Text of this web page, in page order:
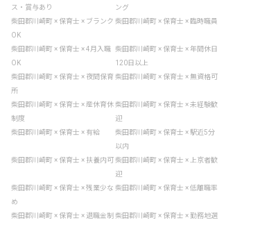
ス・賞与あり
ング
柴田郡川崎町 × 保育士 × ブランク
OK
柴田郡川崎町 × 保育士 × 臨時職員
柴田郡川崎町 × 保育士 × 4月入職
OK
柴田郡川崎町 × 保育士 × 年間休日
120日以上
柴田郡川崎町 × 保育士 × 夜間保育
所
柴田郡川崎町 × 保育士 × 無資格可
柴田郡川崎町 × 保育士 × 産休育休
制度
柴田郡川崎町 × 保育士 × 未経験歓
迎
柴田郡川崎町 × 保育士 × 有給
柴田郡川崎町 × 保育士 × 駅近5分
以内
柴田郡川崎町 × 保育士 × 扶養内可柴田郡川崎町 × 保育士 × 上京者歓
迎
柴田郡川崎町 × 保育士 × 残業少な
め
柴田郡川崎町 × 保育士 × 低離職率
柴田郡川崎町 × 保育士 × 退職金制 柴田郡川崎町 × 保育士 × 勤務地選